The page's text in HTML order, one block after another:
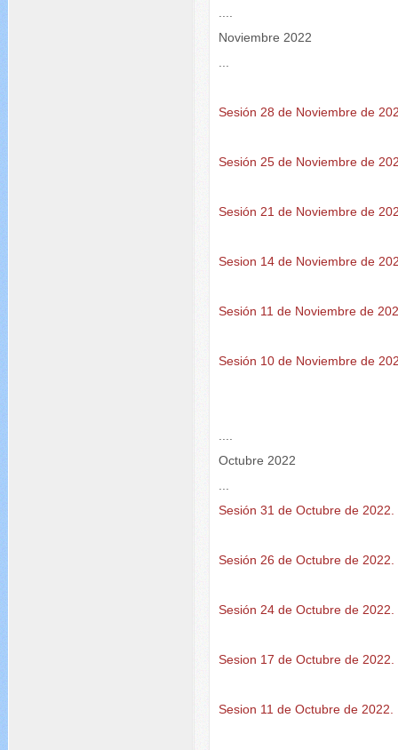
Noviembre 2022
Sesión 28 de Noviembre de
Sesión 25 de Noviembre de
Sesión 21 de Noviembre de
Sesion 14 de Noviembre de
Sesión 11 de Noviembre de
Sesión 10 de Noviembre de
Octubre 2022
Sesión 31 de Octubre de 2022.
Sesión 26 de Octubre de 2022.
Sesión 24 de Octubre de 2022.
Sesion 17 de Octubre de 2022.
Sesion 11 de Octubre de 2022.